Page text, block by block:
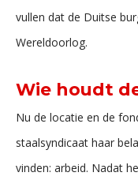
vullen dat de Duitse
Wereldoorlog.
Wie houdt
Nu de locatie en de
staalsyndicaat haar
vinden: arbeid. Nadat